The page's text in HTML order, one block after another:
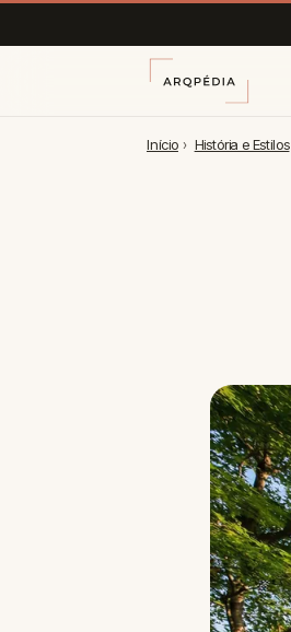
Início › História e Estilos